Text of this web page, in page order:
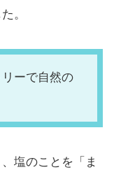
。
リーで自然の
塩のことを「ま